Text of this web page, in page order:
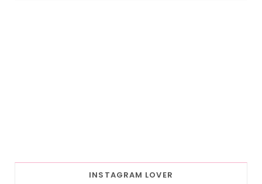
INSTAGRAM LOVER